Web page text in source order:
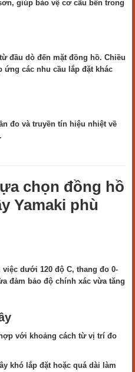
giúp bảo vệ cơ cấu bên trong
đầu dò đến mặt đồng hồ. Chiều
ứng các nhu cầu lắp đặt khác
đo và truyền tín hiệu nhiệt về
chọn đồng hồ
Yamaki phù
dưới 120 độ C, thang đo 0-
đảm bảo độ chính xác vừa tăng
với khoảng cách từ vị trí đo
khó lắp đặt hoặc quá dài làm